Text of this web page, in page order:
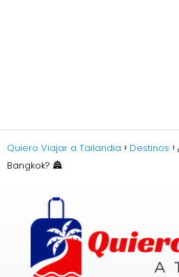
Quiero Viajar a Tailandia Destinos
Bangkok? 🏯